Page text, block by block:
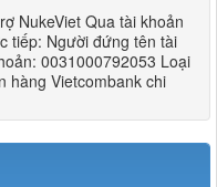
NukeViet Qua tài khoản
tiếp: Người đứng tên tài
0031000792053 Loại
hàng Vietcombank chi